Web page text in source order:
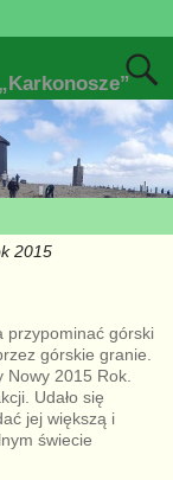
2015
przypominać górski
górskie granie.
Nowy 2015 Rok.
Udało się
jej większą i
świecie